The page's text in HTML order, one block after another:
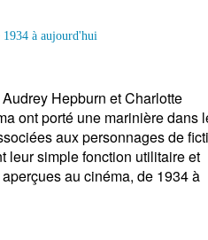
Hepburn et Charlotte
ont porté une marinière dans
aux personnages de
leur simple fonction utilitaire et
au cinéma, de 1934 à